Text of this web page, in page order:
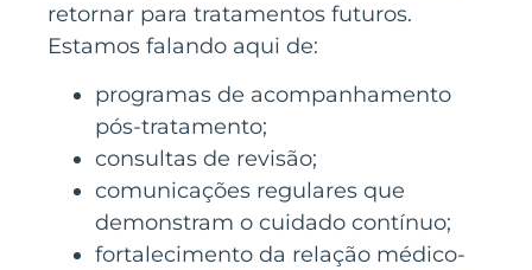
retornar para tratamentos futuros.
Estamos falando aqui de:
programas de acompanhamento
pós-tratamento;
consultas de revisão;
comunicações regulares que
demonstram o cuidado contínuo;
fortalecimento da relação médico-